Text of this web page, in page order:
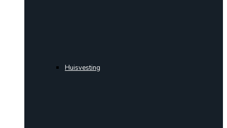
Huisvesting